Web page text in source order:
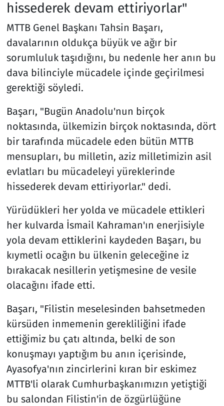
hissederek devam ettiriyorlar"
MTTB Genel Başkanı Tahsin Başarı,
davalarının oldukça büyük ve ağır bir
sorumluluk taşıdığını, bu nedenle her anın bu
dava bilinciyle mücadele içinde geçirilmesi
gerektiği söyledi.
Başarı, "Bugün Anadolu'nun birçok
noktasında, ülkemizin birçok noktasında, dört
bir tarafında mücadele eden bütün MTTB
mensupları, bu milletin, aziz milletimizin asil
evlatları bu mücadeleyi yüreklerinde
hissederek devam ettiriyorlar." dedi.
Yürüdükleri her yolda ve mücadele ettikleri
her kulvarda İsmail Kahraman'ın enerjisiyle
yola devam ettiklerini kaydeden Başarı, bu
kıymetli ocağın bu ülkenin geleceğine iz
bırakacak nesillerin yetişmesine de vesile
olacağını ifade etti.
Başarı, "Filistin meselesinden bahsetmeden
kürsüden inmemenin gerekliliğini ifade
ettiğimiz bu çatı altında, belki de son
konuşmayı yaptığım bu anın içerisinde,
Ayasofya'nın zincirlerini kıran bir eskimez
MTTB'li olarak Cumhurbaşkanımızın yetiştiği
bu salondan Filistin'in de özgürlüğüne